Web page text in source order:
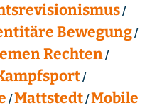
Bewegung
Rechten
Mattstedt Mobile